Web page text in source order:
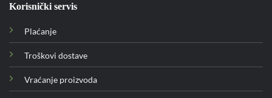
Korisnički servis
Plaćanje
Troškovi dostave
Vraćanje proizvoda